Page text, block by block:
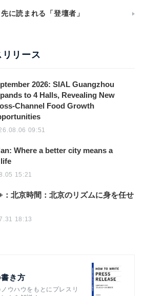
に読まれる「登壇者」
リース
2026: SIAL Guangzhou
to 4 Halls, Revealing New
Channel Food Growth
09:51
Where a better city means a
15:21
：北京時間：北京のリズムに身を任せ
18:13
き方
ウハウをもとにプレスリ